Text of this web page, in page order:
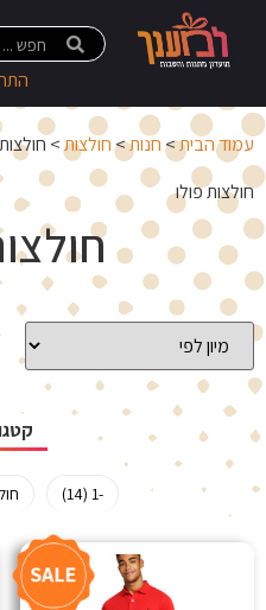
עמוד הבית>חנות>חולצות>
חולצות פולו
-1 (14)